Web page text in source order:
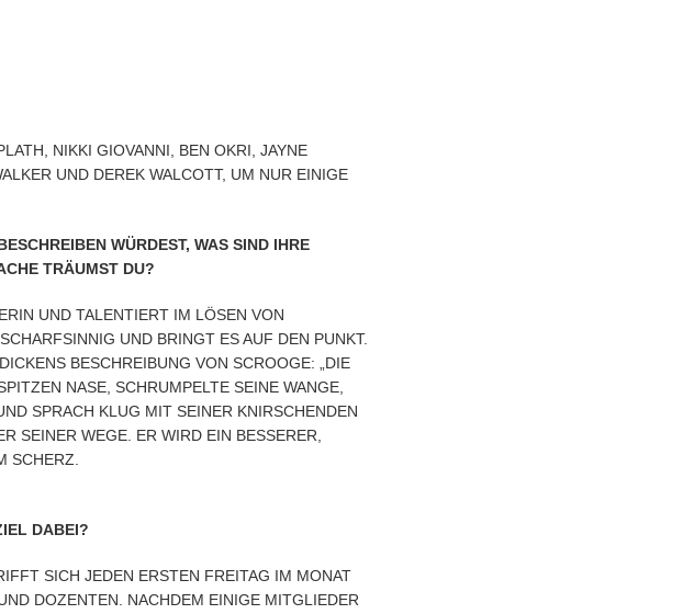
NIKKI GIOVANNI, BEN OKRI, JAYNE
UND DEREK WALCOTT, UM NUR EINIGE
WÜRDEST, WAS SIND IHRE
TRÄUMST DU?
UND TALENTIERT IM LÖSEN VON
UND BRINGT ES AUF DEN PUNKT.
BESCHREIBUNG VON SCROOGE: „DIE
NASE, SCHRUMPELTE SEINE WANGE, V
SPRACH KLUG MIT SEINER KNIRSCHENDEN S
WEGE. ER WIRD EIN BESSERER, G
DABEI?
SICH JEDEN ERSTEN FREITAG IM MONAT
DOZENTEN. NACHDEM EINIGE MITGLIEDER